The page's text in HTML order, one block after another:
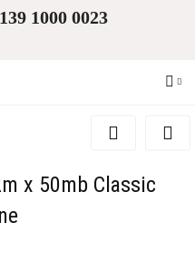
1000 0023
Zaloguj się
Dodaj zgłoszenie
x 50mb Classic